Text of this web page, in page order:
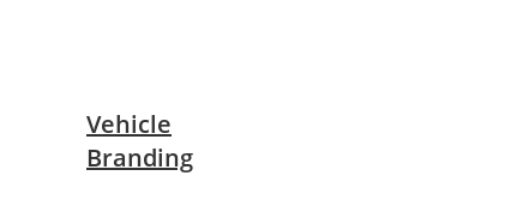
Vehicle
Branding